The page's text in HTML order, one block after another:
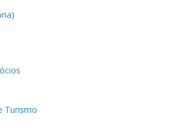
Turismo